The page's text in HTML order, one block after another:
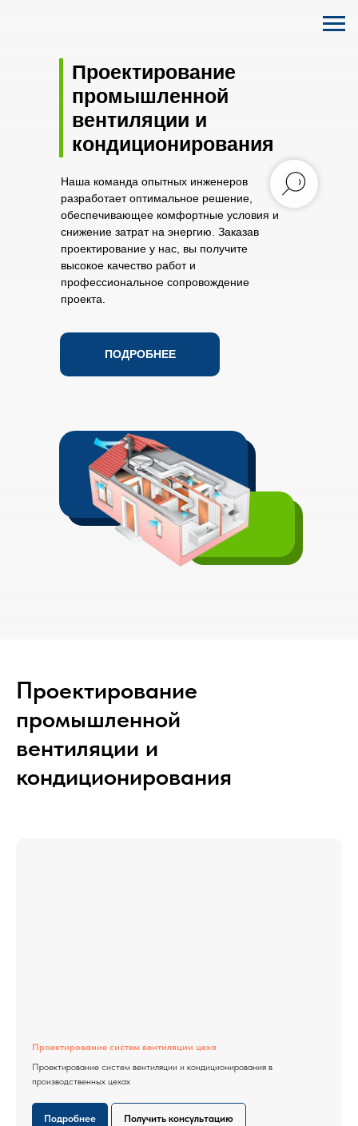
Наша команда опытных инженеров
разработает оптимальное решение,
обеспечивающее комфортные условия и
снижение затрат на энергию. Заказав
проектирование у нас, вы получите
высокое качество работ и
профессиональное сопровождение
проекта.
ПОДРОБНЕЕ
Проектирование
промышленной
вентиляции и
кондиционирования
Проектирование
промышленной
вентиляции и
кондиционирования
Проектирование систем вентиляции цеха
Проектирование систем вентиляции и кондиционирования в
производственных цехах
Подробнее Получить консультацию